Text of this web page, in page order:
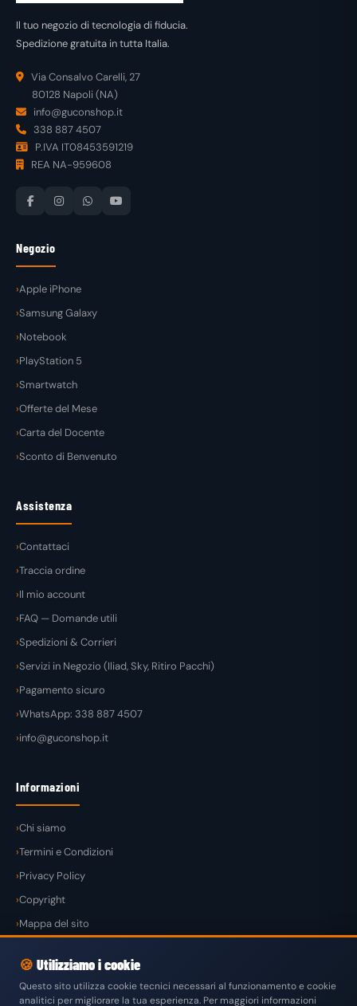
Il tuo negozio di tecnologia di fiducia.
Spedizione gratuita in tutta Italia.
Via Consalvo Carelli, 27
80128 Napoli (NA)
info@guconshop.it
338 887 4507
P.IVA IT08453591219
REA NA-959608
Negozio
Apple iPhone
Samsung Galaxy
Notebook
PlayStation 5
Smartwatch
Offerte del Mese
Carta del Docente
Sconto di Benvenuto
Assistenza
Contattaci
Traccia ordine
Il mio account
FAQ — Domande utili
Spedizioni & Corrieri
Servizi in Negozio (Iliad, Sky, Ritiro Pacchi)
Pagamento sicuro
WhatsApp: 338 887 4507
info@guconshop.it
Informazioni
Chi siamo
Termini e Condizioni
Privacy Policy
Copyright
Mappa del sito
© 2026 GuconShopdi Guglielmo Conte — Tutti i diritti riservati.
🍪 Utilizziamo i cookie
Questo sito utilizza cookie tecnici necessari al funzionamento e cookie
analitici per migliorare la tua esperienza. Per maggiori informazioni